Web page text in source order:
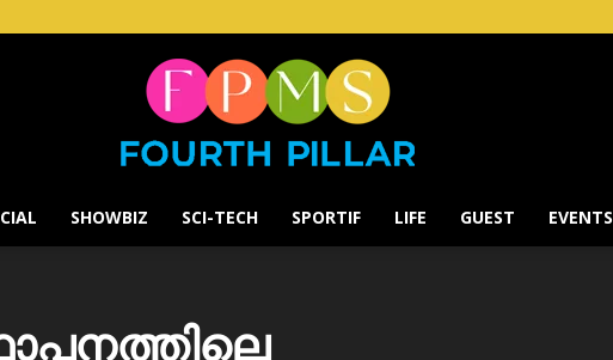
Fourth
SHOWBIZ SCI-TECH SPORTIF LIFE GUEST EVENTS